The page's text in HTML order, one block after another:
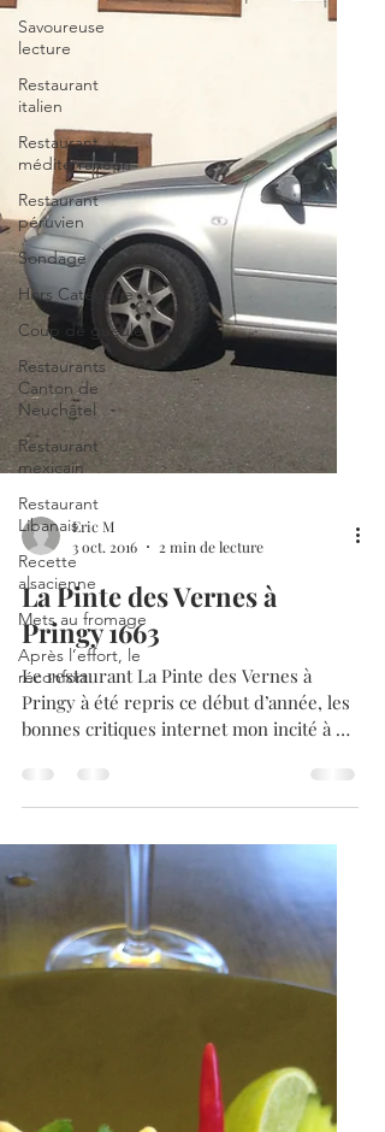
Savoureuse
lecture
Restaurant
italien
Restaurant
méditerranéen
Restaurant
péruvien
Sondage
Hors Catégorie
Coup de gueule
Restaurants
Canton de
Neuchâtel
Restaurant
mexicain
Restaurant
Libanais
Recette
alsacienne
Mets au fromage
Après l’effort, le
réconfort.
Eric M
3 oct. 2016
La Pinte des Vernes à
Pringy 1663
Le restaurant La Pinte des Vernes à
Pringy à été repris ce début d’année, les
faire un petit tour a